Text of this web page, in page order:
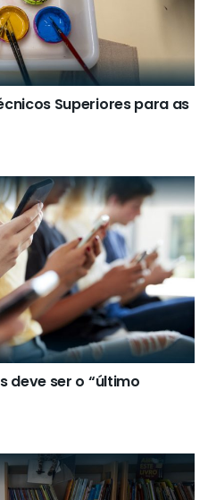
Superiores para as
deve ser o “último